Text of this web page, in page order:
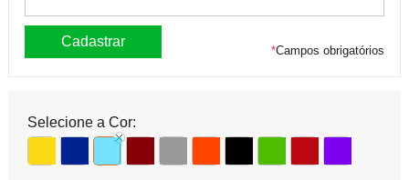
*Campos obrigatórios
Selecione a Cor: